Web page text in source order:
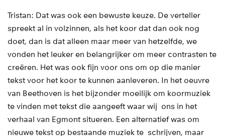
Tristan: Dat was ook een bewuste keuze. De verteller
spreekt al in volzinnen, als het koor dat dan ook nog
doet, dan is dat alleen maar meer van hetzelfde, we
vonden het leuker en belangrijker om meer contrasten te
creëren. Het was ook fijn voor ons om op die manier
tekst voor het koor te kunnen aanleveren. In het oeuvre
van Beethoven is het bijzonder moeilijk om koormuziek
te vinden met tekst die aangeeft waar wij ons in het
verhaal van Egmont situeren. Een alternatief was om
nieuwe tekst op bestaande muziek te schrijven, maar